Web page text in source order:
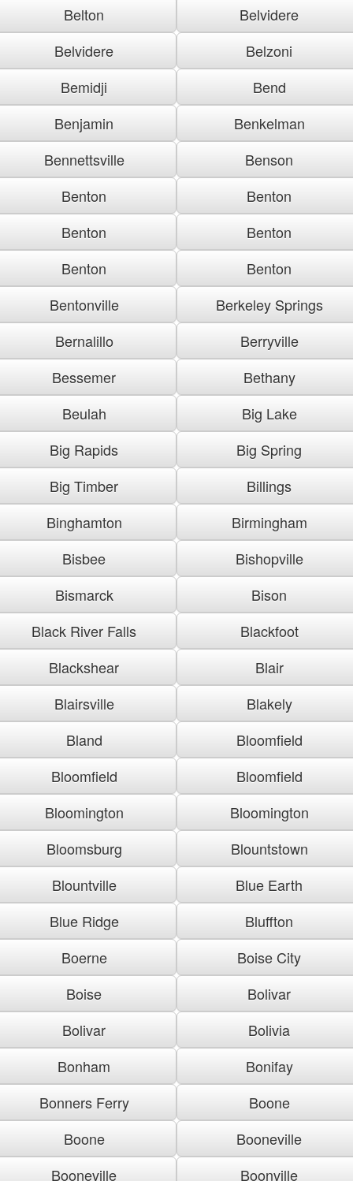
Belton
Belvidere
Belvidere
Belzoni
Bemidji
Bend
Benjamin
Benkelman
Bennettsville
Benson
Benton
Benton
Benton
Benton
Benton
Benton
Bentonville
Berkeley Springs
Bernalillo
Berryville
Bessemer
Bethany
Beulah
Big Lake
Big Rapids
Big Spring
Big Timber
Billings
Binghamton
Birmingham
Bisbee
Bishopville
Bismarck
Bison
Black River Falls
Blackfoot
Blackshear
Blair
Blairsville
Blakely
Bland
Bloomfield
Bloomfield
Bloomfield
Bloomington
Bloomington
Bloomsburg
Blountstown
Blountville
Blue Earth
Blue Ridge
Bluffton
Boerne
Boise City
Boise
Bolivar
Bolivar
Bolivia
Bonham
Bonifay
Bonners Ferry
Boone
Boone
Booneville
Booneville
Boonville